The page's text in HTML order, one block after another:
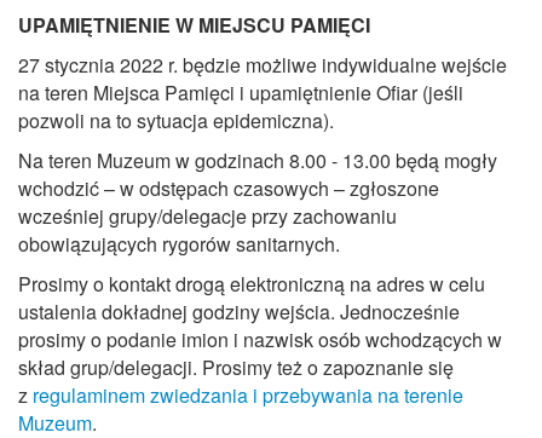
UPAMIĘTNIENIE W MIEJSCU PAMIĘCI
27 stycznia 2022 r. będzie możliwe indywidualne wejście
na teren Miejsca Pamięci i upamiętnienie Ofiar (jeśli
pozwoli na to sytuacja epidemiczna).
Na teren Muzeum w godzinach 8.00 - 13.00 będą mogły
wchodzić – w odstępach czasowych – zgłoszone
wcześniej grupy/delegacje przy zachowaniu
obowiązujących rygorów sanitarnych.
Prosimy o kontakt drogą elektroniczną na adresw celu
ustalenia dokładnej godziny wejścia. Jednocześnie
prosimy o podanie imion i nazwisk osób wchodzących w
skład grup/delegacji. Prosimy też o zapoznanie się
z regulaminem zwiedzania i przebywania na terenie
Muzeum.